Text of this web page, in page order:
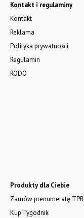
Kontakt i regulaminy
Kontakt
Reklama
Polityka prywatności
Regulamin
RODO
Produkty dla Ciebie
Zamów prenumeratę TPR
Kup Tygodnik